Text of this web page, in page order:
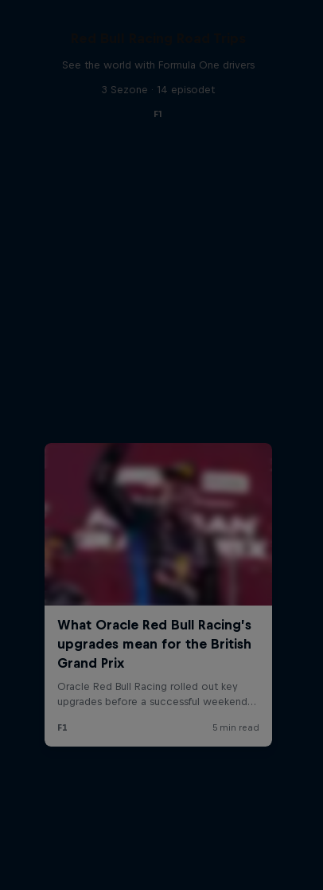
See the world with Formula One drivers
3 Sezone · 14 episodet
F1